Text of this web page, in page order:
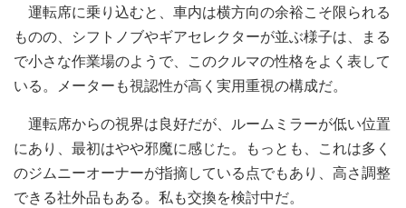
運転席に乗り込むと、車内は横方向の余裕こそ限られる
ものの、シフトノブやギアセレクターが並ぶ様子は、まる
で小さな作業場のようで、このクルマの性格をよく表して
いる。メーターも視認性が高く実用重視の構成だ。
運転席からの視界は良好だが、ルームミラーが低い位置
にあり、最初はやや邪魔に感じた。もっとも、これは多く
のジムニーオーナーが指摘している点でもあり、高さ調整
できる社外品もある。私も交換を検討中だ。